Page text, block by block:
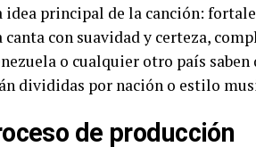
idea principal de la canción:
con suavidad y certeza,
o cualquier otro país
divididas por nación o estilo
de producción